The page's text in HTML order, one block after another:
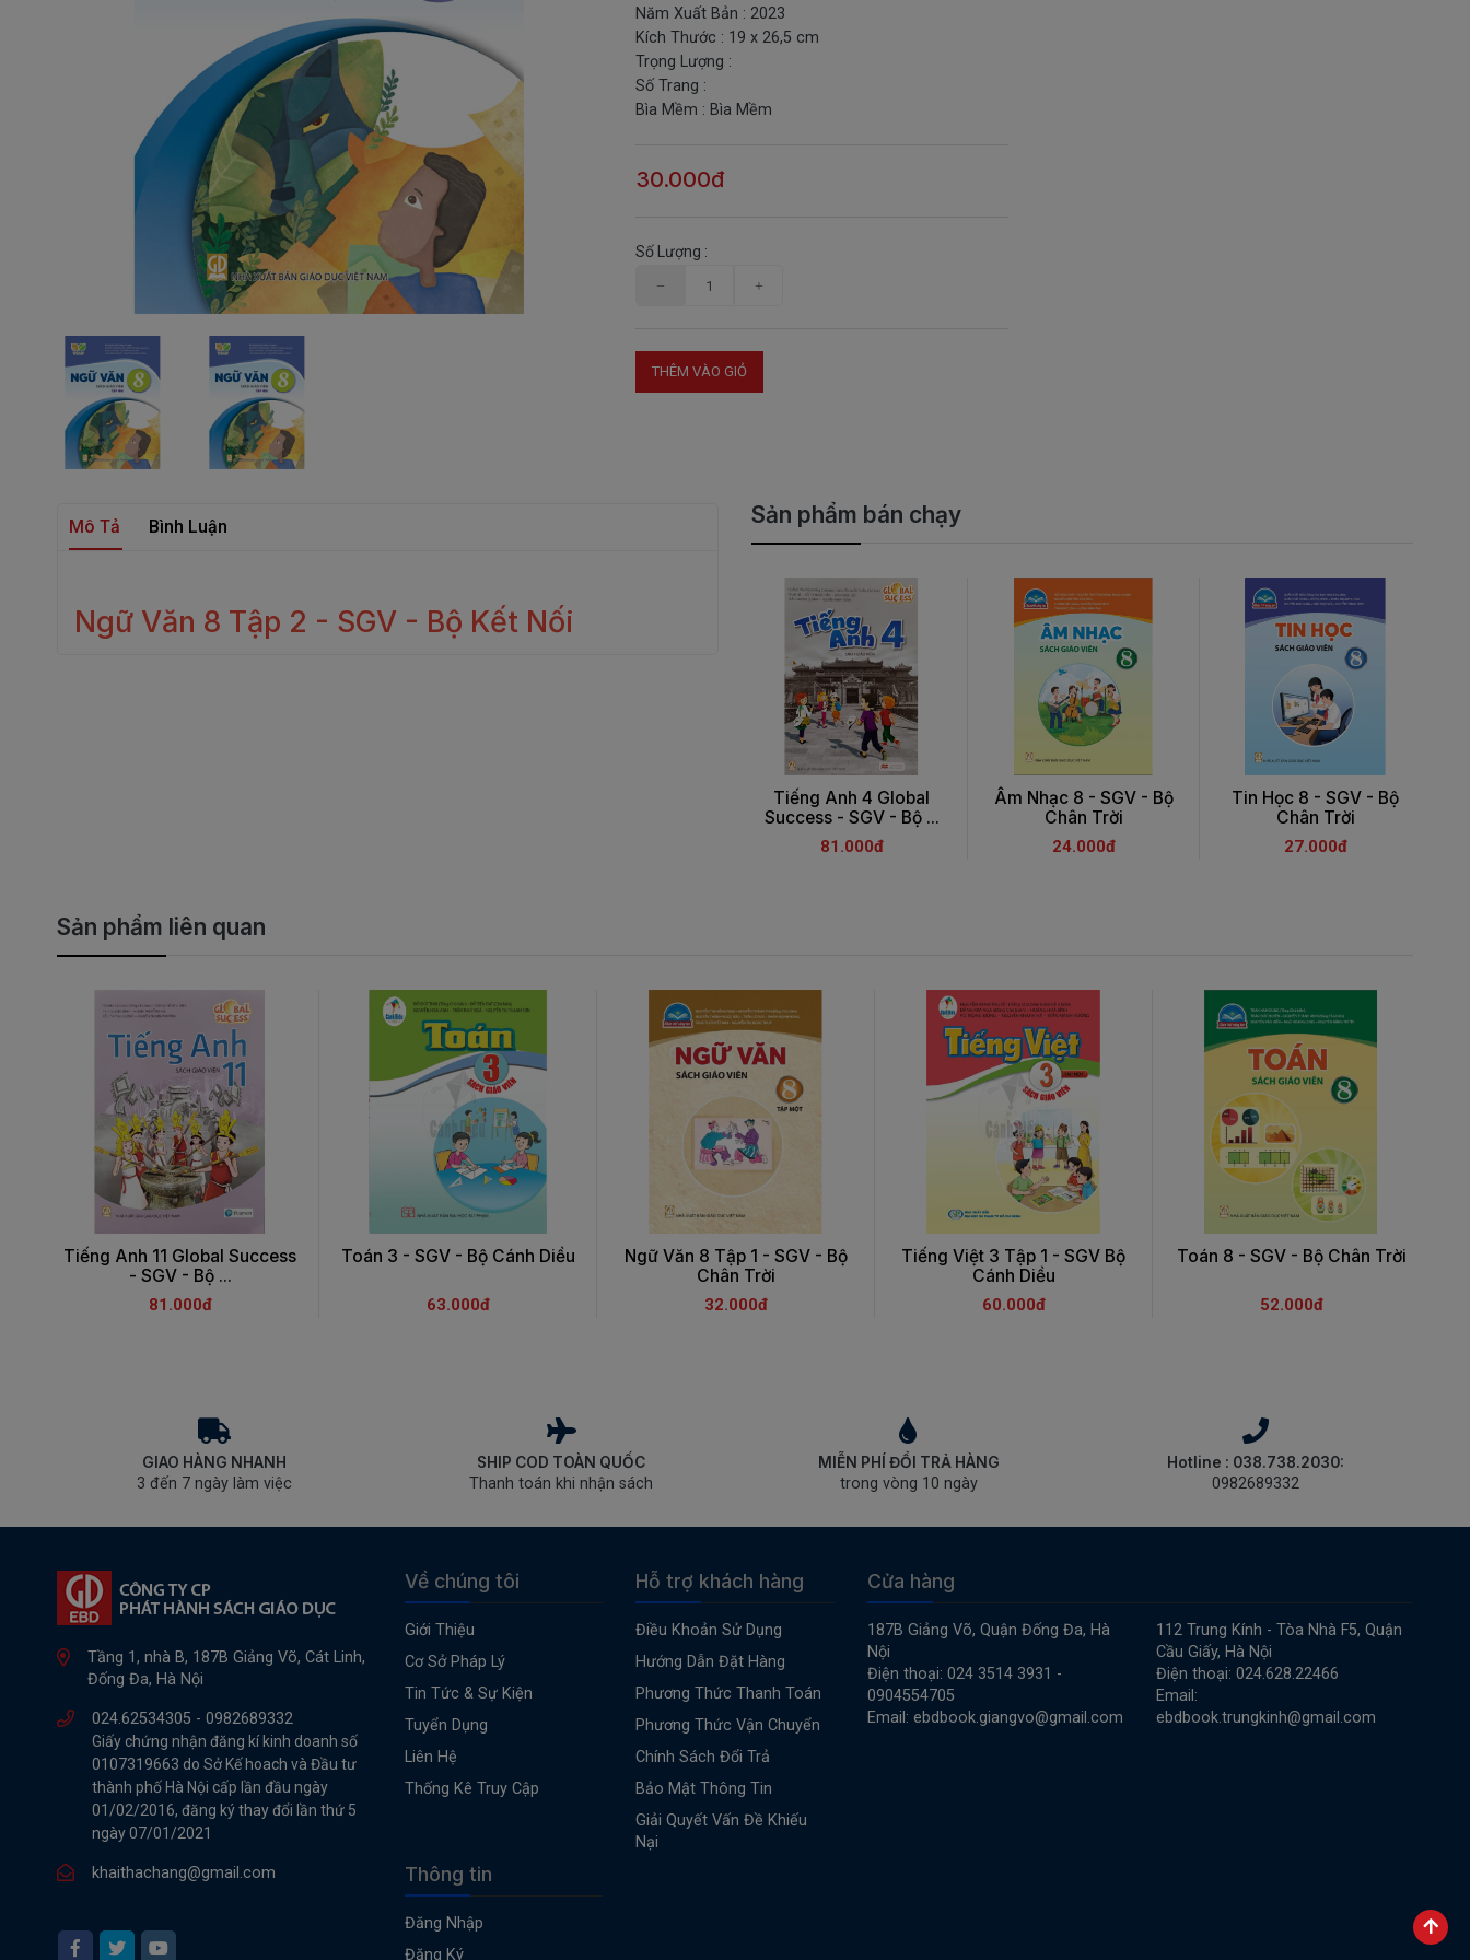
Năm Xuất Bản : 2023
Kích Thước : 19 x 26,5 cm
Trọng Lượng :
Số Trang :
Bìa Mềm : Bìa Mềm
30.000đ
Số Lượng :
THÊM VÀO GIỎ
Mô Tả Bình Luận
Ngữ Văn 8 Tập 2 - SGV - Bộ Kết Nối
Sản phẩm bán chạy
Tiếng Anh 4 Global
Success - SGV - Bộ ...
81.000đ
Âm Nhạc 8 - SGV - Bộ
Chân Trời
24.000đ
Tin Học 8 - SGV - Bộ
Chân Trời
27.000đ
Sản phẩm liên quan
Tiếng Anh 11 Global Success
- SGV - Bộ ...
81.000đ
Toán 3 - SGV - Bộ Cánh Diều
63.000đ
Ngữ Văn 8 Tập 1 - SGV - Bộ
Chân Trời
32.000đ
Tiếng Việt 3 Tập 1 - SGV Bộ
Cánh Diều
60.000đ
Toán 8 - SGV - Bộ Chân Trời
52.000đ
GIAO HÀNG NHANH
3 đến 7 ngày làm việc
SHIP COD TOÀN QUỐC
Thanh toán khi nhận sách
MIỄN PHÍ ĐỔI TRẢ HÀNG
trong vòng 10 ngày
Hotline : 038.738.2030:
0982689332
Tầng 1, nhà B, 187B Giảng Võ, Cát Linh,
Đống Đa, Hà Nội
024.62534305 - 0982689332
Giấy chứng nhận đăng kí kinh doanh số
0107319663 do Sở Kế hoach và Đầu tư
thành phố Hà Nội cấp lần đầu ngày
01/02/2016, đăng ký thay đổi lần thứ 5
ngày 07/01/2021
khaithachang@gmail.com
Về chúng tôi
Giới Thiệu
Cơ Sở Pháp Lý
Tin Tức & Sự Kiện
Tuyển Dụng
Liên Hệ
Thống Kê Truy Cập
Hỗ trợ khách hàng
Điều Khoản Sử Dụng
Hướng Dẫn Đặt Hàng
Phương Thức Thanh Toán
Phương Thức Vận Chuyển
Chính Sách Đổi Trả
Bảo Mật Thông Tin
Giải Quyết Vấn Đề Khiếu
Nại
Thông tin
Đăng Nhập
Đăng Ký
Cửa hàng
187B Giảng Võ, Quận Đống Đa, Hà
Nội
Điện thoại: 024 3514 3931 -
0904554705
Email: ebdbook.giangvo@gmail.com
112 Trung Kính - Tòa Nhà F5, Quận
Cầu Giấy, Hà Nội
Điện thoại: 024.628.22466
Email:
ebdbook.trungkinh@gmail.com